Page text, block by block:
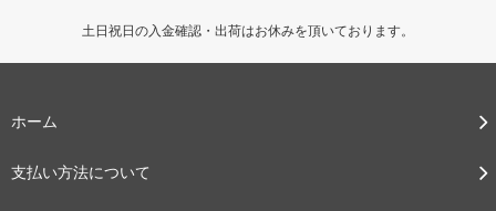
土日祝日の入金確認・出荷はお休みを頂いております。
ホーム
支払い方法について